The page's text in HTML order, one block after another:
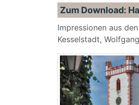
Zum Download:
Impressionen aus
Kesselstadt, Wolfgang